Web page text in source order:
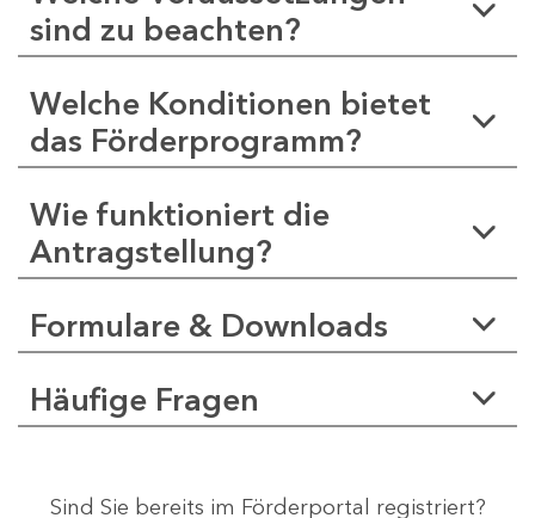
sind zu beachten?
Welche Konditionen bietet
das Förderprogramm?
Wie funktioniert die
Antragstellung?
Formulare & Downloads
Häufige Fragen
Sind Sie bereits im Förderportal registriert?